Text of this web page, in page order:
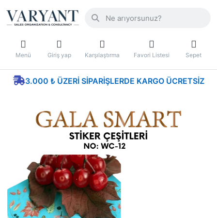
Menü Giriş yap Karşılaştırma Favori Listesi Sepet
3.000 ₺ ÜZERI SIPARIŞLERDE KARGO ÜCRETSIZ